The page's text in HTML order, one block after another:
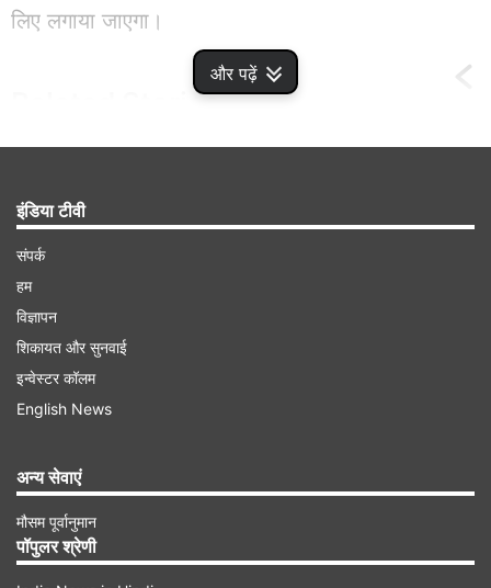
और पढ़ें
लिए लगाया जाएगा।
Stories
की सिफारिश
इंडिया टीवी
संपर्क
हम
विज्ञापन
शिकायत और सुनवाई
इन्वेस्टर कॉलम
English News
अन्य सेवाएं
मौसम पूर्वानुमान
पॉपुलर श्रेणी